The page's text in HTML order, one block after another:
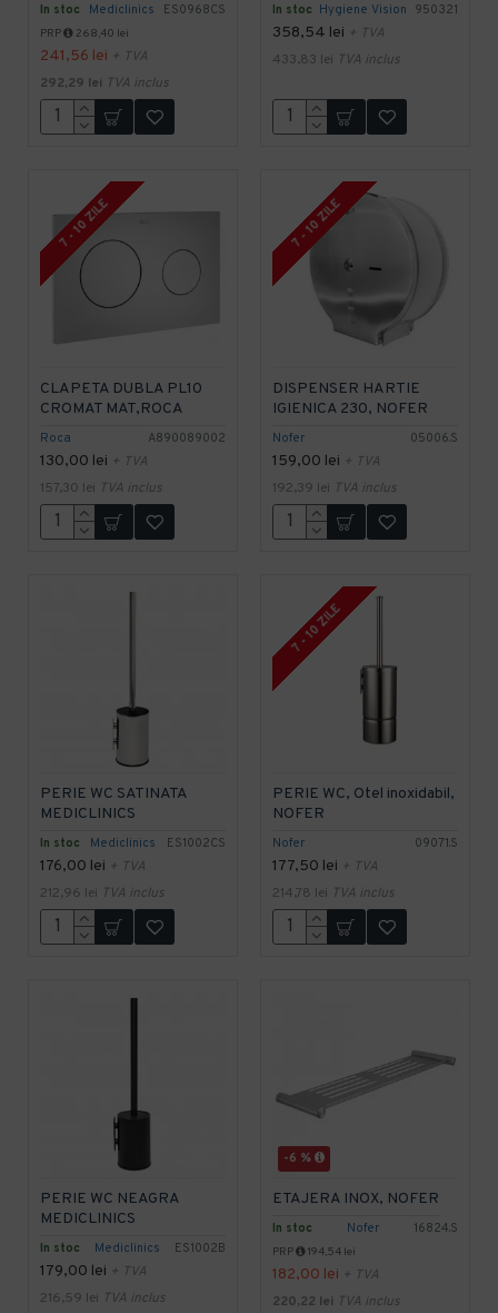
In stoc Mediclinics ES0968CS
PRP 268,40 lei
241,56 lei + TVA
292,29 lei TVA inclus
In stoc Hygiene Vision 950321
358,54 lei + TVA
433,83 lei TVA inclus
7 - 10 ZILE
Roca A890089002
CLAPETA DUBLA PL10
CROMAT MAT,ROCA
130,00 lei + TVA
157,30 lei TVA inclus
7 - 10 ZILE
Nofer 05006.S
DISPENSER HARTIE
IGIENICA 230, NOFER
159,00 lei + TVA
192,39 lei TVA inclus
In stoc Mediclinics ES1002CS
PERIE WC SATINATA
MEDICLINICS
176,00 lei + TVA
212,96 lei TVA inclus
7 - 10 ZILE
Nofer 09071.S
PERIE WC, Otel inoxidabil,
NOFER
177,50 lei + TVA
214,78 lei TVA inclus
In stoc Mediclinics ES1002B
PERIE WC NEAGRA
MEDICLINICS
179,00 lei + TVA
216,59 lei TVA inclus
-6 %
In stoc Nofer 16824.S
ETAJERA INOX, NOFER
PRP 194,54 lei
182,00 lei + TVA
220,22 lei TVA inclus